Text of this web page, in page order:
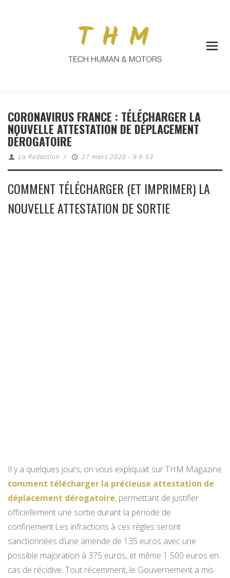
CORONAVIRUS FRANCE : TÉLÉCHARGER LA
NOUVELLE ATTESTATION DE DÉPLACEMENT
DÉROGATOIRE
La Redaction / 27 mars 2020 - 9 h 53
COMMENT TÉLÉCHARGER (ET IMPRIMER) LA
NOUVELLE ATTESTATION DE SORTIE
Il y a quelques jours, on vous expliquait sur THM Magazine
comment télécharger la précieuse attestation de
déplacement dérogatoire, permettant de justifier
officiellement une sortie durant la période de
confinement.Les infractions à ces règles seront
sanctionnées d’une amende de 135 euros avec une
possible majoration à 375 euros, et même 1 500 euros en
cas de récidive. Tout récemment, le Gouvernement a mis